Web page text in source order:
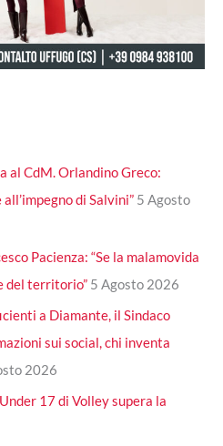
al CdM. Orlandino Greco:
di Salvini” 5 Agosto
Pacienza: “Se la malamovida
del territorio” 5 Agosto 2026
a Diamante, il Sindaco
sui social, chi inventa
2026
17 di Volley supera la